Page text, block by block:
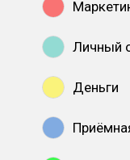
Личный
Деньги